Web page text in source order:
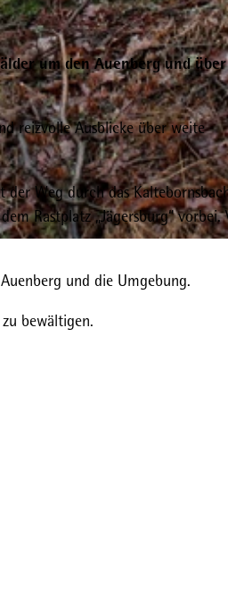
um den Auenberg und
reizvolle Ausblicke über weite
der Weg durch das
Rastplatz „Jägersburg“ vorbei.
und die Umgebung.
bewältigen.